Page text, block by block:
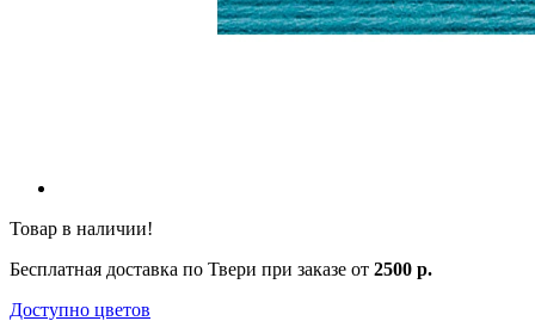
Товар в наличии!
Бесплатная доставка по Твери при заказе от 2500 р.
Доступно цветов